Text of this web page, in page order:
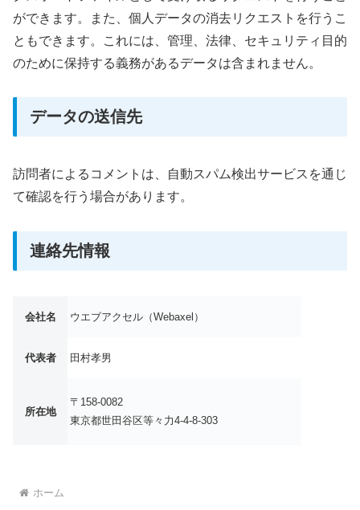
ができます。また、個人データの消去リクエストを行うこ
ともできます。これには、管理、法律、セキュリティ目的
のために保持する義務があるデータは含まれません。
データの送信先
訪問者によるコメントは、自動スパム検出サービスを通じ
て確認を行う場合があります。
連絡先情報
会社名 ウエブアクセル（Webaxel）
代表者 田村孝男
所在地
〒158-0082
東京都世田谷区等々力4-4-8-303
ホーム